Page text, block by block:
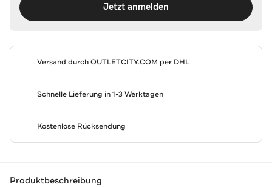
Jetzt anmelden
Versand durchOUTLETCITY.COM per DHL
Schnelle Lieferung in 1-3 Werktagen
Kostenlose Rücksendung
Produktbeschreibung